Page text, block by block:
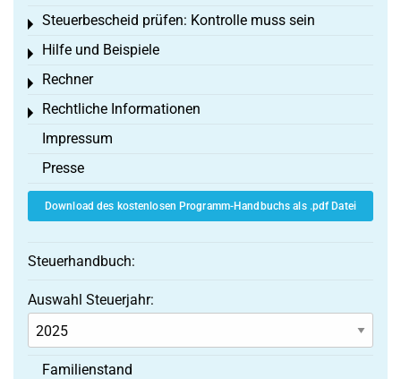
Steuerbescheid prüfen: Kontrolle muss sein
Toggle menu
Hilfe und Beispiele
Toggle menu
Rechner
Toggle menu
Rechtliche Informationen
Toggle menu
Impressum
Presse
Download des kostenlosen Programm-Handbuchs als .pdf Datei
Steuerhandbuch:
Auswahl Steuerjahr:
Familienstand